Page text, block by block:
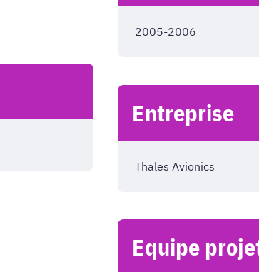
2005-2006
Entreprise
Thales Avionics
Equipe